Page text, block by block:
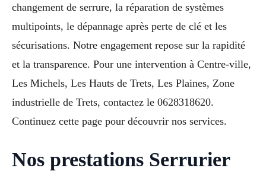
changement de serrure, la réparation de systèmes
multipoints, le dépannage après perte de clé et les
sécurisations. Notre engagement repose sur la rapidité
et la transparence. Pour une intervention à Centre-ville,
Les Michels, Les Hauts de Trets, Les Plaines, Zone
industrielle de Trets, contactez le 0628318620.
Continuez cette page pour découvrir nos services.
Nos prestations Serrurier